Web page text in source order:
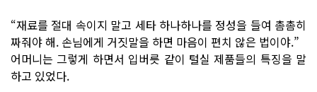
“재료를 절대 속이지 말고 세타 하나하나를 정성을 들여 촘촘히
짜줘야 해. 손님에게 거짓말을 하면 마음이 편치 않은 법이야.”
어머니는 그렇게 하면서 입버릇 같이 털실 제품들의 특징을 말
하고 있었다.